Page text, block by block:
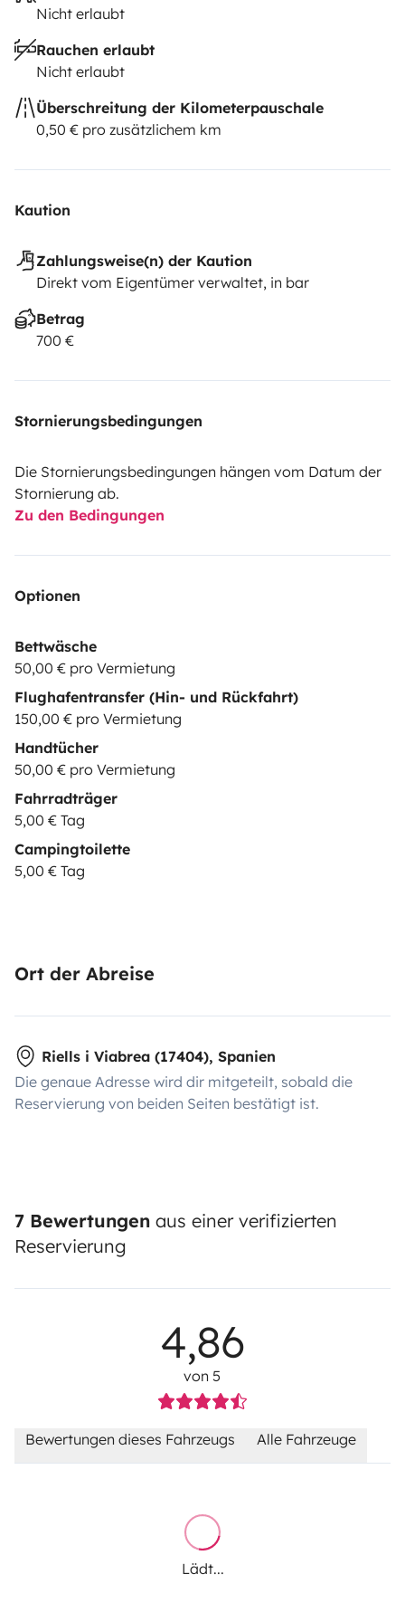
compromiso!!
Nicht erlaubt
Rauchen erlaubt
Nicht erlaubt
Überschreitung der Kilometerpauschale
0,50 € pro zusätzlichem km
Kaution
Zahlungsweise(n) der Kaution
Direkt vom Eigentümer verwaltet, in bar
Betrag
700 €
Stornierungsbedingungen
Die Stornierungsbedingungen hängen vom Datum der
Stornierung ab.
Zu den Bedingungen
Optionen
Bettwäsche
50,00 € pro Vermietung
Flughafentransfer (Hin- und Rückfahrt)
150,00 € pro Vermietung
Handtücher
50,00 € pro Vermietung
Fahrradträger
5,00 € Tag
Campingtoilette
5,00 € Tag
Ort der Abreise
Riells i Viabrea (17404), Spanien
Die genaue Adresse wird dir mitgeteilt, sobald die
Reservierung von beiden Seiten bestätigt ist.
7 Bewertungen aus einer verifizierten
Reservierung
4,86
von 5
Bewertungen dieses Fahrzeugs Alle Fahrzeuge
Lädt...